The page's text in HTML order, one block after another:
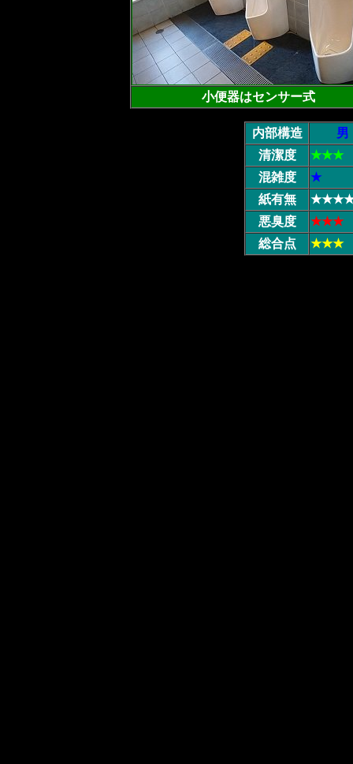
小便器はセンサー式
内部構造 男
清潔度
★★★
混雑度
★
紙有無
悪臭度
★★★
総合点
★★★